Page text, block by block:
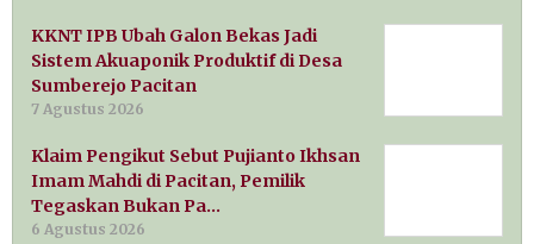
KKNT IPB Ubah Galon Bekas Jadi
Sistem Akuaponik Produktif di Desa
Sumberejo Pacitan
7 Agustus 2026
Klaim Pengikut Sebut Pujianto Ikhsan
Imam Mahdi di Pacitan, Pemilik
Tegaskan Bukan Pa…
6 Agustus 2026